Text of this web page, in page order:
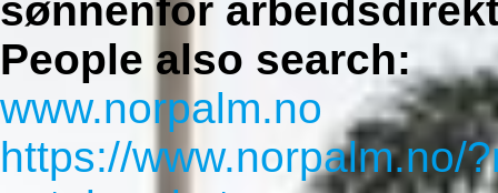
sønnenfor
People also search:
www.norpalm.no
https://www.norpalm.no/